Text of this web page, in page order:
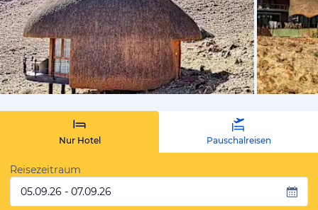
von
Nur Hotel Pauschalreisen
Reisezeitraum
05.09.26 - 07.09.26